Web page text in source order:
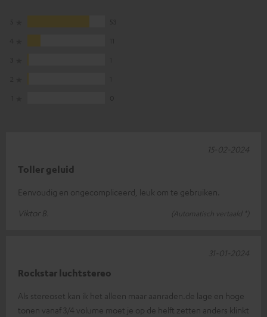
Toller geluid
Eenvoudig en ongecompliceerd, leuk om te gebruiken.
Viktor B.
(Automatisch vertaald *)
15-02-2024
Rockstar luchtstereo
Als stereoset kan ik het alleen maar aanraden.de lage en hoge
tonen vanaf 3/4 volume moet je op de helft zetten anders klinkt
31-01-2024